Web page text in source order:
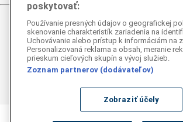
© 2026 Epoch Times
Všetky práva vyhradené. Publikovanie alebo
správ a fotografií zo zdrojov TASR je
predchádzajúceho písomného súhlasu TASR
poskytovať:
Používanie presných údajov o geografickej
skenovanie charakteristík zariadenia na
Uchovávanie alebo prístup k informáciám na
Personalizovaná reklama a obsah, meranie
prieskum cieľových skupín a vývoj služieb.
Zoznam partnerov (dodávateľov)
Zobraziť účely